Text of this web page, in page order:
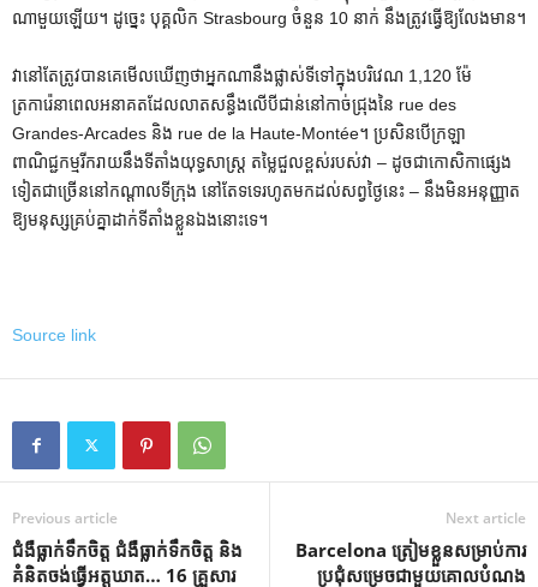
ណាមួយឡើយ។ ដូច្នេះ បុគ្គលិក Strasbourg ចំនួន 10 នាក់ នឹងត្រូវធ្វើឱ្យលែងមាន។
វានៅតែត្រូវបានគេមើលឃើញថាអ្នកណានឹងផ្លាស់ទីទៅក្នុងបរិវេណ 1,120 ម៉ែ
ត្រការ៉េនាពេលអនាគតដែលលាតសន្ធឹងលើបីជាន់នៅកាច់ជ្រុងនៃ rue des
Grandes-Arcades និង rue de la Haute-Montée។ ប្រសិនបើក្រឡា
ពាណិជ្ជកម្មរីករាយនឹងទីតាំងយុទ្ធសាស្ត្រ តម្លៃជួលខ្ពស់របស់វា – ដូចជាកោសិកាផ្សេង
ទៀតជាច្រើននៅកណ្តាលទីក្រុង នៅតែទទេរហូតមកដល់សព្វថ្ងៃនេះ – នឹងមិនអនុញ្ញាត
ឱ្យមនុស្សគ្រប់គ្នាដាក់ទីតាំងខ្លួនឯងនោះទេ។
Source link
Previous article
ជំងឺធ្លាក់ទឹកចិត្ត ជំងឺធ្លាក់ទឹកចិត្ត និង
គំនិតចង់ធ្វើអត្តឃាត… 16 គ្រួសារ
Next article
Barcelona ត្រៀម​ខ្លួន​សម្រាប់​ការ​
ប្រជុំ​សម្រេច​ជាមួយ​គោល​បំណង​